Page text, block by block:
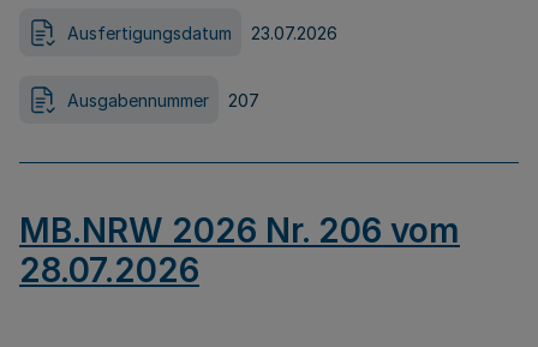
Ausfertigungsdatum 23.07.2026
Ausgabennummer 207
MB.NRW 2026 Nr. 206 vom
28.07.2026